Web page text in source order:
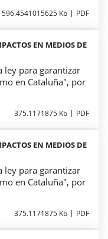
596.4541015625 Kb PDF
EN MEDIOS DE
ley para garantizar
en Cataluña", por
375.1171875 Kb PDF
EN MEDIOS DE
ley para garantizar
en Cataluña", por
375.1171875 Kb PDF